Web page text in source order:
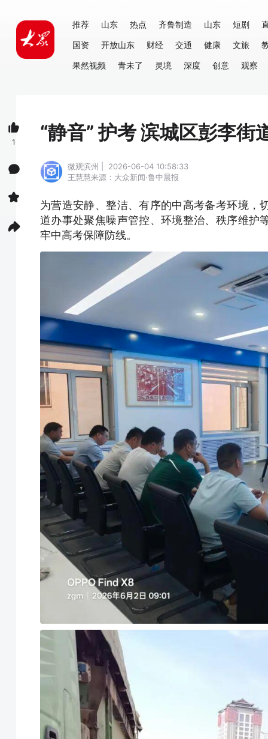
推荐 山东 热点 齐鲁制造 山东 短剧
国资
开放山东 财经 交通 健康 文旅
果然视频
青未了 灵境 深度 创意 观察
“静音” 护考 滨城区彭李
微观滨州 | 2026-06-04 10:58:33
王慧慧来源：大众新闻·鲁中晨报
为营造安静、整洁、有序的中高考备考环境，
道办事处聚焦噪声管控、环境整治、秩序维护
牢中高考保障防线。
1